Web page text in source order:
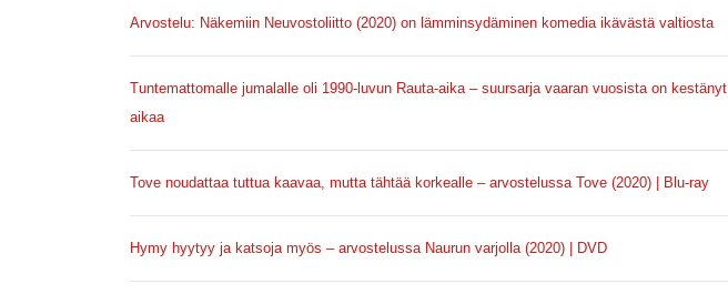
Arvostelu: Näkemiin Neuvostoliitto (2020) on lämminsydäminen komedia ikävästä valtiosta
Tuntemattomalle jumalalle oli 1990-luvun Rauta-aika – suursarja vaaran vuosista on kestänyt
aikaa
Tove noudattaa tuttua kaavaa, mutta tähtää korkealle – arvostelussa Tove (2020) | Blu-ray
Hymy hyytyy ja katsoja myös – arvostelussa Naurun varjolla (2020) | DVD